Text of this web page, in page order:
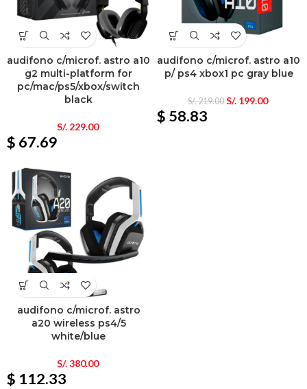
audifono c/microf. astro a10
g2 multi-platform for
pc/mac/ps5/xbox/switch
black
S/.229.00
$ 67.69
audifono c/microf. astro a10
p/ ps4 xbox1 pc gray blue
S/.219.00 S/.199.00
$ 58.83
audifono c/microf. astro
a20 wireless ps4/5
white/blue
S/.380.00
$ 112.33